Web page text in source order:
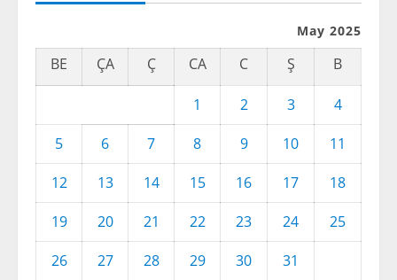
May 2025
BE ÇA Ç CA C Ş B
1 2 3
4
5
6 7 8 9 10
11
12
13 14 15 16 17
18
19
20 21 22 23 24
25
26
27 28 29 30 31